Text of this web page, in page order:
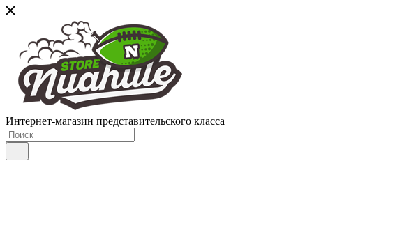
Интернет-магазин представительского класса